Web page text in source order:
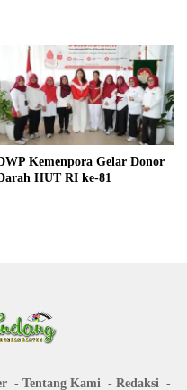
Kemenpora Gelar Donor
HUT RI ke-81
Tentang Kami Redaksi